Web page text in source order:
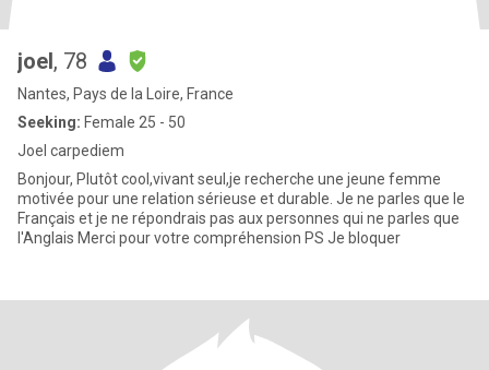
joel, 78
Nantes, Pays de la Loire, France
Seeking: Female 25 - 50
Joel carpediem
Bonjour, Plutôt cool,vivant seul,je recherche une jeune femme
motivée pour une relation sérieuse et durable. Je ne parles que le
Français et je ne répondrais pas aux personnes qui ne parles que
l'Anglais Merci pour votre compréhension PS Je bloquer